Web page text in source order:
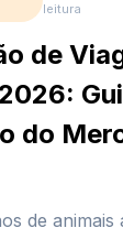
leitura
de
do
de animais